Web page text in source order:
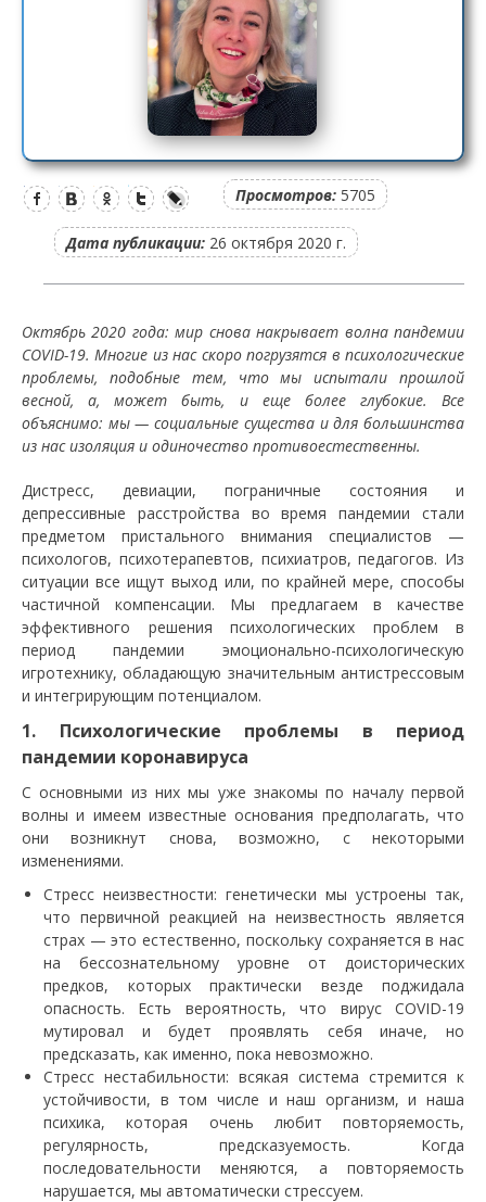
Просмотров: 5705
Дата публикации: 26 октября 2020 г.
Октябрь 2020 года: мир снова накрывает волна пандемии
COVID-19. Многие из нас скоро погрузятся в психологические
проблемы, подобные тем, что мы испытали прошлой
весной, а, может быть, и еще более глубокие. Все
объяснимо: мы — социальные существа и для большинства
из нас изоляция и одиночество противоестественны.
Дистресс, девиации, пограничные состояния и
депрессивные расстройства во время пандемии стали
предметом пристального внимания специалистов —
психологов, психотерапевтов, психиатров, педагогов. Из
ситуации все ищут выход или, по крайней мере, способы
частичной компенсации. Мы предлагаем в качестве
эффективного решения психологических проблем в
период пандемии эмоционально-психологическую
игротехнику, обладающую значительным антистрессовым
и интегрирующим потенциалом.
1. Психологические проблемы в период
пандемии коронавируса
С основными из них мы уже знакомы по началу первой
волны и имеем известные основания предполагать, что
они возникнут снова, возможно, с некоторыми
изменениями.
Стресс неизвестности: генетически мы устроены так,
что первичной реакцией на неизвестность является
страх — это естественно, поскольку сохраняется в нас
на бессознательному уровне от доисторических
предков, которых практически везде поджидала
опасность. Есть вероятность, что вирус COVID-19
мутировал и будет проявлять себя иначе, но
предсказать, как именно, пока невозможно.
Стресс нестабильности: всякая система стремится к
устойчивости, в том числе и наш организм, и наша
психика, которая очень любит повторяемость,
регулярность, предсказуемость. Когда
последовательности меняются, а повторяемость
нарушается, мы автоматически стрессуем.